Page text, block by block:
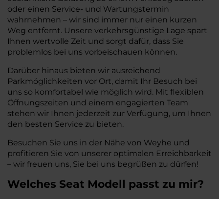
oder einen Service- und Wartungstermin
wahrnehmen – wir sind immer nur einen kurzen
Weg entfernt. Unsere verkehrsgünstige Lage spart
Ihnen wertvolle Zeit und sorgt dafür, dass Sie
problemlos bei uns vorbeischauen können.
Darüber hinaus bieten wir ausreichend
Parkmöglichkeiten vor Ort, damit Ihr Besuch bei
uns so komfortabel wie möglich wird. Mit flexiblen
Öffnungszeiten und einem engagierten Team
stehen wir Ihnen jederzeit zur Verfügung, um Ihnen
den besten Service zu bieten.
Besuchen Sie uns in der Nähe von Weyhe und
profitieren Sie von unserer optimalen Erreichbarkeit
– wir freuen uns, Sie bei uns begrüßen zu dürfen!
Welches Seat Modell passt zu mir?